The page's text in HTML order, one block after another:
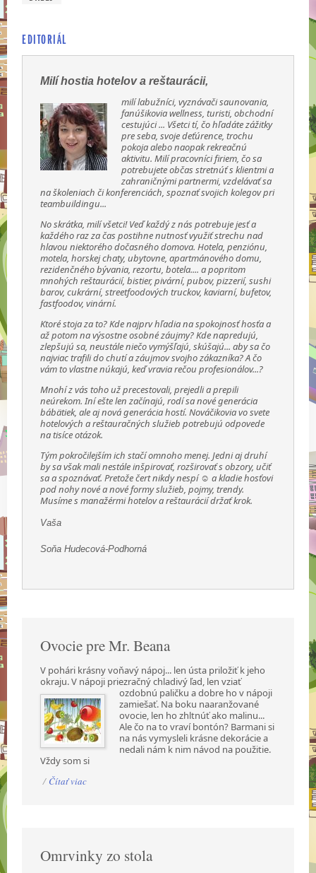
EDITORIÁL
Milí hostia hotelov a reštaurácii,
milí labužníci, vyznávači saunovania,
fanúšikovia wellness, turisti, obchodní
cestujúci ... Všetci tí, čo hľadáte zážitky
pre seba, svoje deťúrence, trochu
pokoja alebo naopak rekreačnú
aktivitu. Milí pracovníci firiem, čo sa
potrebujete občas stretnúť s klientmi a
zahraničnými partnermi, vzdelávať sa
na školeniach či konferenciách, spoznať svojich kolegov pri
teambuildingu...
No skrátka, milí všetci! Veď každý z nás potrebuje jesť a
každého raz za čas postihne nutnosť využiť strechu nad
hlavou niektorého dočasného domova. Hotela, penziónu,
motela, horskej chaty, ubytovne, apartmánového domu,
rezidenčného bývania, rezortu, botela.... a popritom
mnohých reštaurácií, bistier, pivární, pubov, pizzerií, sushi
barov, cukrární, streetfoodových truckov, kaviarní, bufetov,
fastfoodov, vinární.
Ktoré stoja za to? Kde najprv hľadia na spokojnosť hosťa a
až potom na výsostne osobné záujmy? Kde napredujú,
zlepšujú sa, neustále niečo vymýšľajú, skúšajú... aby sa čo
najviac trafili do chutí a záujmov svojho zákazníka? A čo
vám to vlastne núkajú, keď vravia rečou profesionálov...?
Mnohí z vás toho už precestovali, prejedli a prepili
neúrekom. Iní ešte len začínajú, rodí sa nové generácia
bábätiek, ale aj nová generácia hostí. Nováčikovia vo svete
hotelových a reštauračných služieb potrebujú odpovede
na tisíce otázok.
Tým pokročilejším ich stačí omnoho menej. Jedni aj druhí
by sa však mali nestále inšpirovať, rozširovať s obzory, učiť
sa a spoznávať. Pretože čert nikdy nespí ☺ a kladie hosťovi
pod nohy nové a nové formy služieb, pojmy, trendy.
Musíme s manažérmi hotelov a reštaurácií držať krok.
Vaša
Soňa Hudecová-Podhorná
Ovocie pre Mr. Beana
V pohári krásny voňavý nápoj... len ústa priložiť k jeho
okraju. V nápoji priezračný chladivý ľad, len vziať
ozdobnú paličku a dobre ho v nápoji
zamiešať. Na boku naaranžované
ovocie, len ho zhltnúť ako malinu...
Ale čo na to vraví bontón? Barmani si
na nás vymysleli krásne dekorácie a
nedali nám k nim návod na použitie.
Vždy som si
/ Čítať viac
Omrvinky zo stola